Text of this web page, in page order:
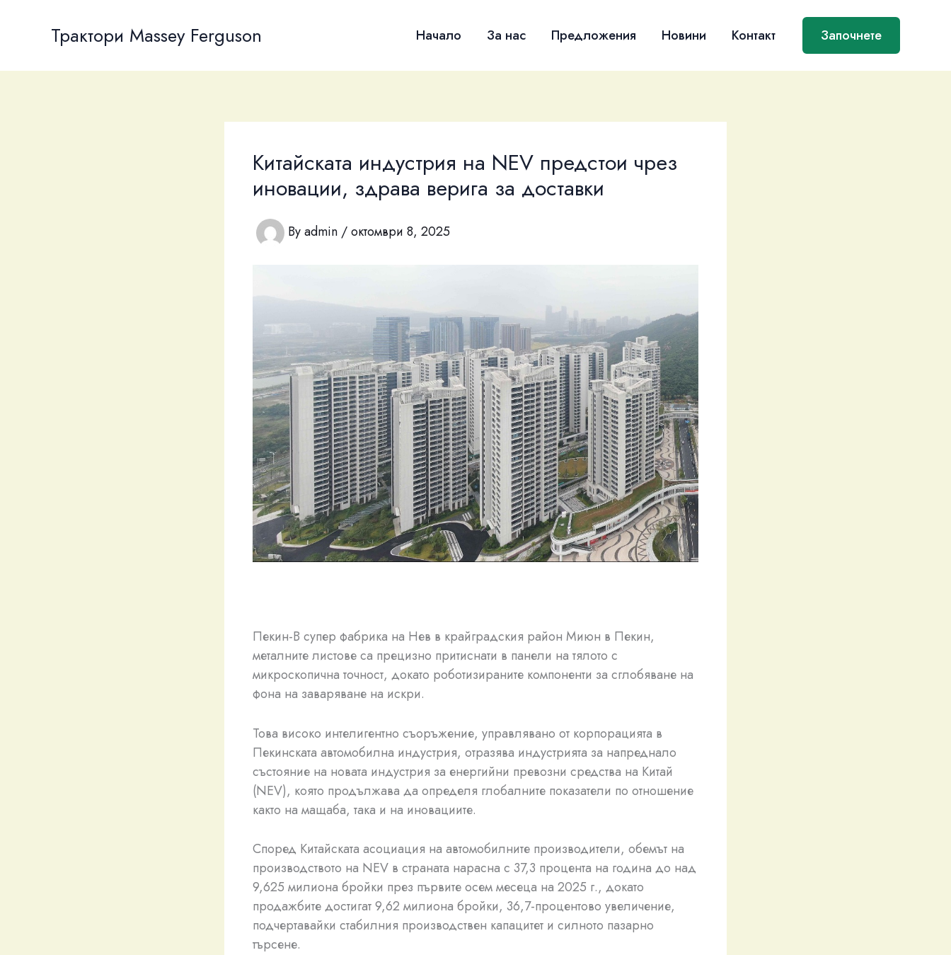
Трактори Massey Ferguson Начало За нас Предложения Новини Контакт Започнете
Китайската индустрия на NEV предстои чрез
иновации, здрава верига за доставки
Byadmin /октомври 8, 2025
Пекин-В супер фабрика на Нев в крайградския район Миюн в Пекин,
металните листове са прецизно притиснати в панели на тялото с
микроскопична точност, докато роботизираните компоненти за сглобяване на
фона на заваряване на искри.
Това високо интелигентно съоръжение, управлявано от корпорацията в
Пекинската автомобилна индустрия, отразява индустрията за напреднало
състояние на новата индустрия за енергийни превозни средства на Китай
(NEV), която продължава да определя глобалните показатели по отношение
както на мащаба, така и на иновациите.
Според Китайската асоциация на автомобилните производители, обемът на
производството на NEV в страната нарасна с 37,3 процента на година до над
9,625 милиона бройки през първите осем месеца на 2025 г., докато
продажбите достигат 9,62 милиона бройки, 36,7-процентово увеличение,
подчертавайки стабилния производствен капацитет и силното пазарно
търсене.